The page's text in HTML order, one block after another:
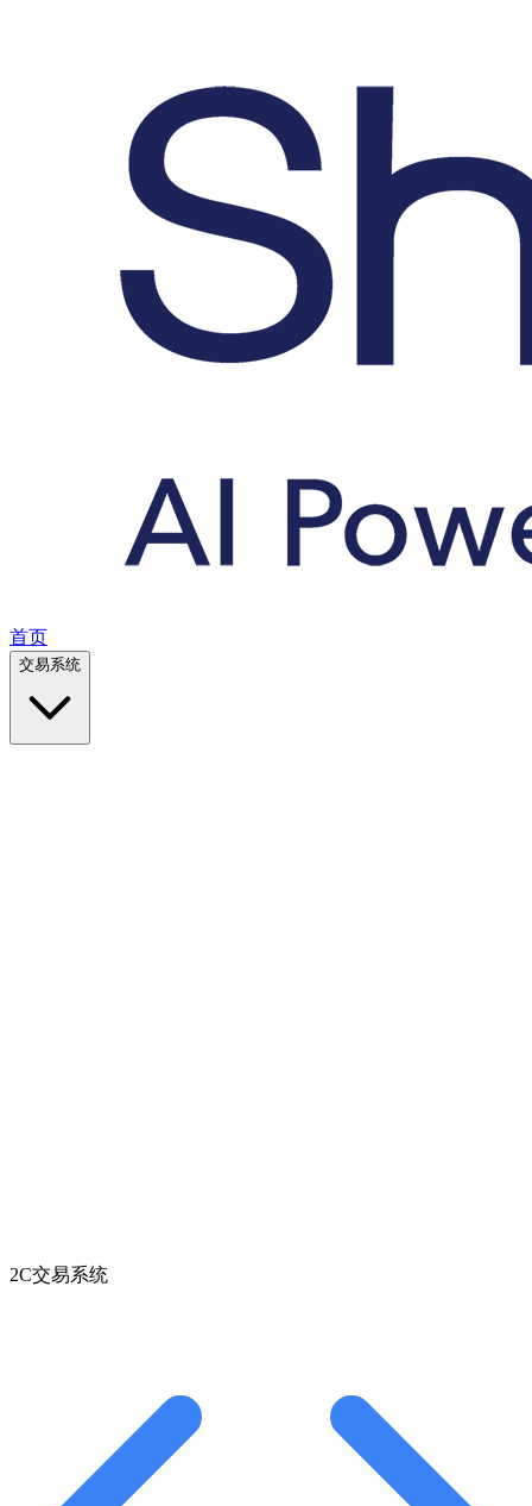
首页
交易系统
2C交易系统